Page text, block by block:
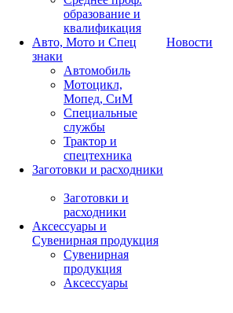
образование и
квалификация
Авто, Мото и Спец
знаки
Автомобиль
Мотоцикл,
Мопед, СиМ
Специальные
службы
Трактор и
спецтехника
Заготовки и расходники
Заготовки и
расходники
Аксессуары и
Сувенирная продукция
Сувенирная
продукция
Аксессуары
Новости